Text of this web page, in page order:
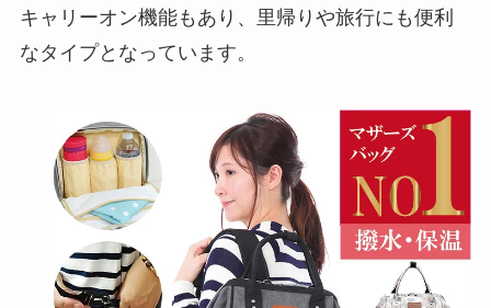
キャリーオン機能もあり、里帰りや旅行にも便利
なタイプとなっています。